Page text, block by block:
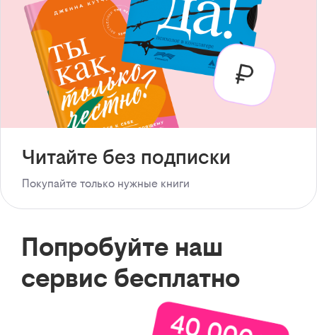
Читайте без подписки
Покупайте только нужные книги
Попробуйте наш
сервис бесплатно